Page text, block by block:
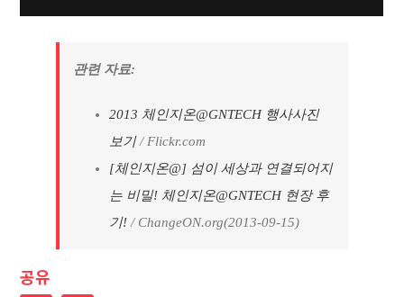
관련 자료:
2013 체인지온@GNTECH 행사사진
보기/ Flickr.com
[체인지온@] 섬이 세상과 연결되어지
는 비밀! 체인지온@GNTECH 현장 후
기! / ChangeON.org(2013-09-15)
공유